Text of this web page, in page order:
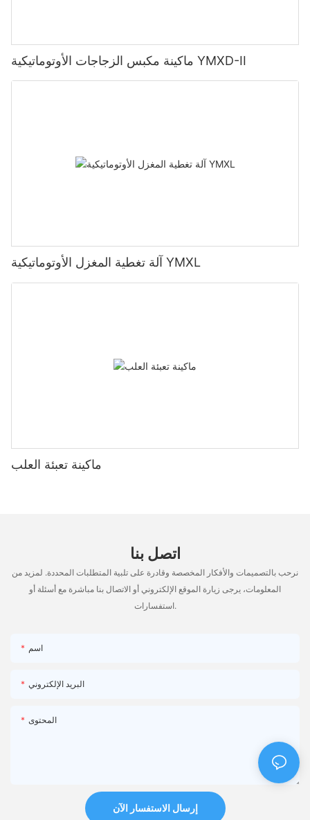
ماكينة مكبس الزجاجات الأوتوماتيكية YMXD-II
آلة تغطية المغزل الأوتوماتيكية YMXL
ماكينة تعبئة العلب
اتصل بنا
نرحب بالتصميمات والأفكار المخصصة وقادرة على تلبية المتطلبات المحددة. لمزيد من
المعلومات، يرجى زيارة الموقع الإلكتروني أو الاتصال بنا مباشرة مع أسئلة أو
استفسارات.
اسم
البريد الإلكتروني
المحتوى
إرسال الاستفسار الآن